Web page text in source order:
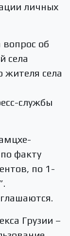
личных
об
села
жителя села
службы
факту
по 1-
Грузии –